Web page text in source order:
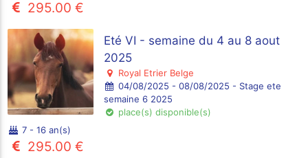
295.00 €
Eté VI - semaine du 4 au 8 aout
2025
Royal Etrier Belge
04/08/2025 - 08/08/2025 - Stage ete
semaine 6 2025
place(s) disponible(s)
7 - 16 an(s)
295.00 €